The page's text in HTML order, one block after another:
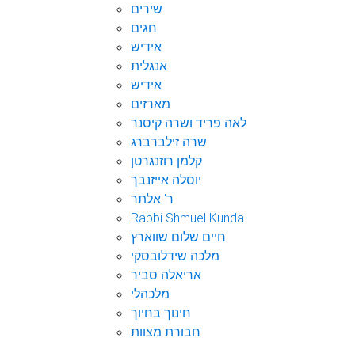
שירים
חגים
אידיש
אנגלית
אידיש
מארזים
לאה פריד ושרה קיסנר
שרה זילברברג
קלמן רוזנגרטן
יוסלה אייזנבך
ר' אלתר
Rabbi Shmuel Kunda
חיים שלום שווארץ
מלכה שידלובסקי
אריאלה סביר
מלכהלי
חינוך בחיוך
חבורת מצוות